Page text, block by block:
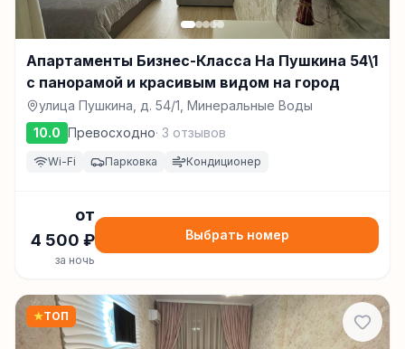
Апартаменты Бизнес-Класса На Пушкина 54\1
с панорамой и красивым видом на город
улица Пушкина, д. 54/1, Минеральные Воды
10.0 Превосходно· 3 отзывов
Wi-Fi Парковка Кондиционер
от
4 500 ₽
за ночь
Выбрать номер
★ТОП